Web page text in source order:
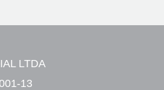
LTDA
13